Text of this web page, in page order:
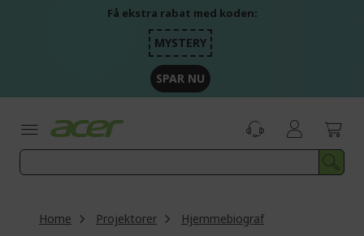
Få ekstra rabat med koden:
MYSTERY
SPAR NU
Home Projektorer Hjemmebiograf